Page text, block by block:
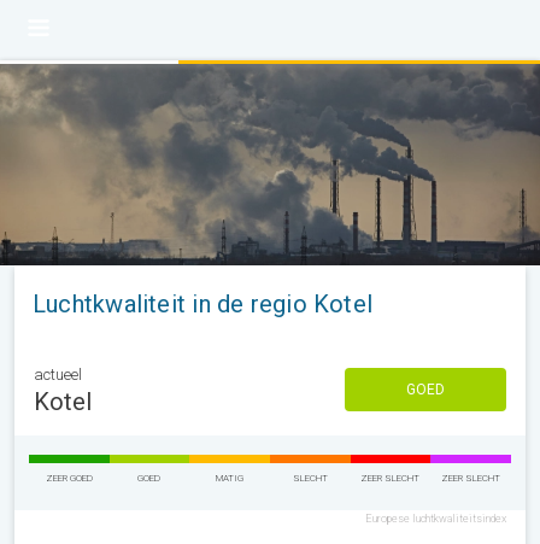
Luchtkwaliteit in de regio Kotel
actueel
Kotel GOED
ZEER GOED GOED MATIG SLECHT ZEER SLECHT ZEER SLECHT
Europese luchtkwaliteitsindex